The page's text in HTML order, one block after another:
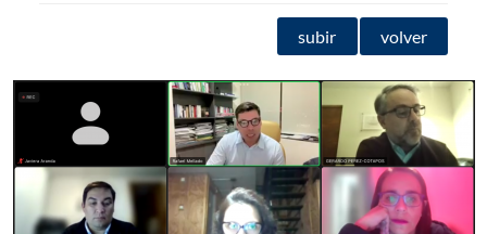
subir volver